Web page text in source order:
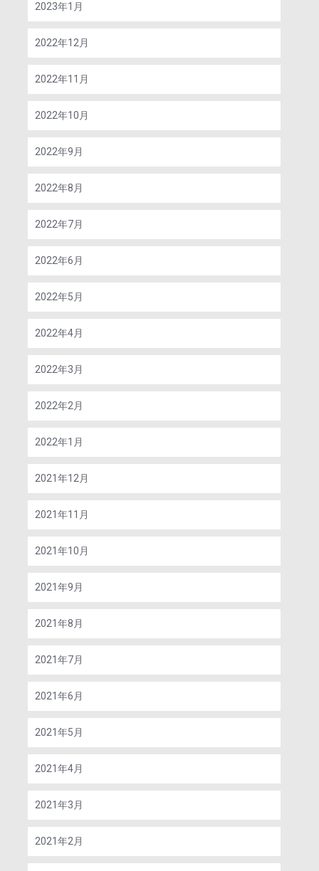
2023年1月
2022年12月
2022年11月
2022年10月
2022年9月
2022年8月
2022年7月
2022年6月
2022年5月
2022年4月
2022年3月
2022年2月
2022年1月
2021年12月
2021年11月
2021年10月
2021年9月
2021年8月
2021年7月
2021年6月
2021年5月
2021年4月
2021年3月
2021年2月